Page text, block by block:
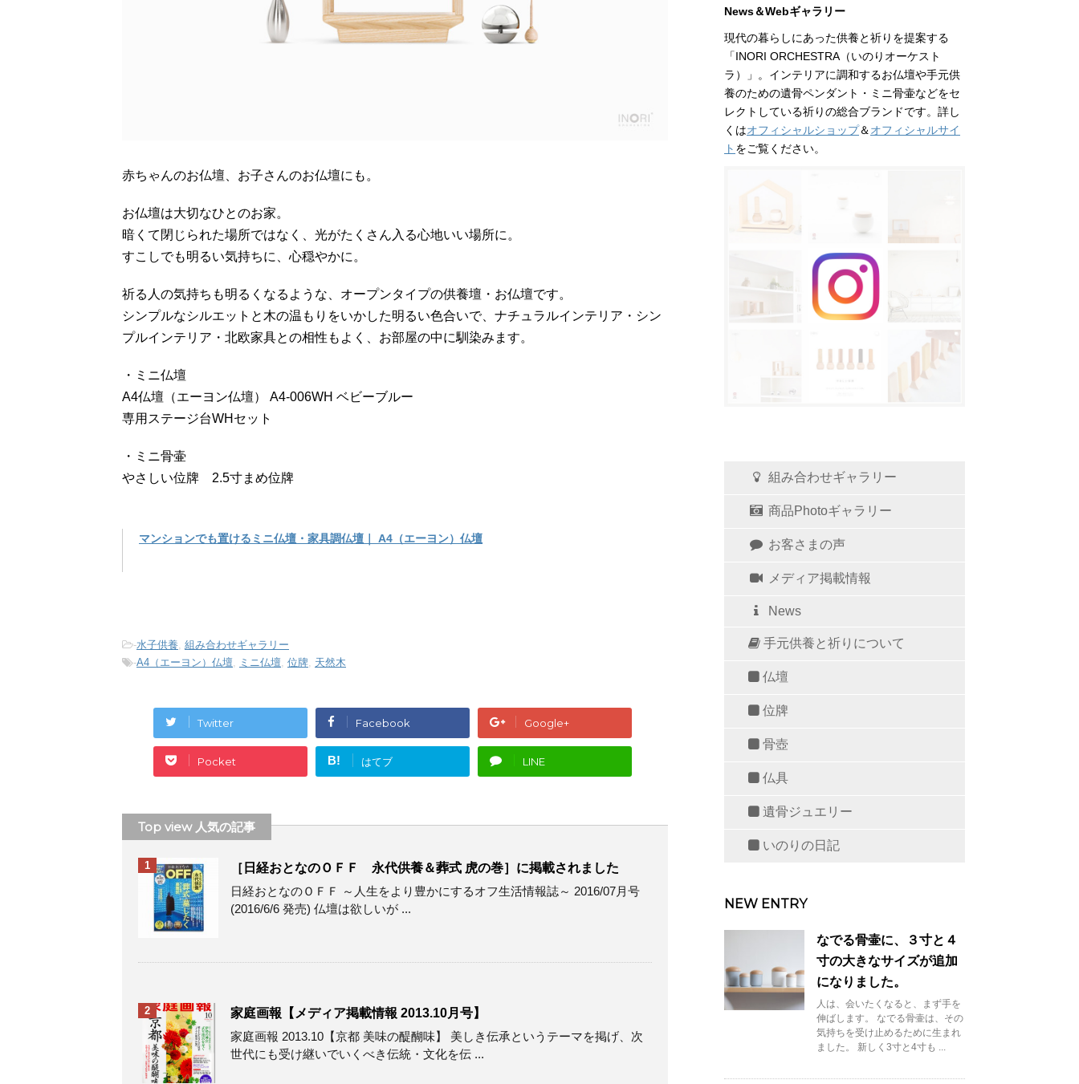
赤ちゃんのお仏壇、お子さんのお仏壇にも。
お仏壇は大切なひとのお家。
暗くて閉じられた場所ではなく、光がたくさん入る心地いい場所に。
すこしでも明るい気持ちに、心穏やかに。
祈る人の気持ちも明るくなるような、オープンタイプの供養壇・お仏壇です。
シンプルなシルエットと木の温もりをいかした明るい色合いで、ナチュラルインテリア・シン
プルインテリア・北欧家具との相性もよく、お部屋の中に馴染みます。
・ミニ仏壇
A4仏壇（エーヨン仏壇） A4-006WH ベビーブルー
専用ステージ台WHセット
・ミニ骨壷
やさしい位牌 2.5寸まめ位牌
マンションでも置けるミニ仏壇・家具調仏壇｜ A4（エーヨン）仏壇
-水子供養, 組み合わせギャラリー
-A4（エーヨン）仏壇, ミニ仏壇, 位牌, 天然木
Twitter Facebook Google+
Pocket B! はてブ LINE
Top view 人気の記事
1
［日経おとなのＯＦＦ 永代供養＆葬式 虎の巻］に掲載されました
日経おとなのＯＦＦ ～人生をより豊かにするオフ生活情報誌～ 2016/07月号
(2016/6/6 発売) 仏壇は欲しいが ...
2
家庭画報【メディア掲載情報 2013.10月号】
家庭画報 2013.10【京都 美味の醍醐味】 美しき伝承というテーマを掲げ、次
世代にも受け継いでいくべき伝統・文化を伝 ...
News＆Webギャラリー
現代の暮らしにあった供養と祈りを提案する
「INORI ORCHESTRA（いのりオーケスト
ラ）」。インテリアに調和するお仏壇や手元供
養のための遺骨ペンダント・ミニ骨壷などをセ
レクトしている祈りの総合ブランドです。詳し
くはオフィシャルショップ＆ オフィシャルサイ
ト をご覧ください。
組み合わせギャラリー
商品Photoギャラリー
お客さまの声
メディア掲載情報
News
手元供養と祈りについて
仏壇
位牌
骨壺
仏具
遺骨ジュエリー
いのりの日記
NEW ENTRY
なでる骨壷に、３寸と４
寸の大きなサイズが追加
になりました。
人は、会いたくなると、まず手を
伸ばします。 なでる骨壷は、その
気持ちを受け止めるために生まれ
ました。 新しく3寸と4寸も ...